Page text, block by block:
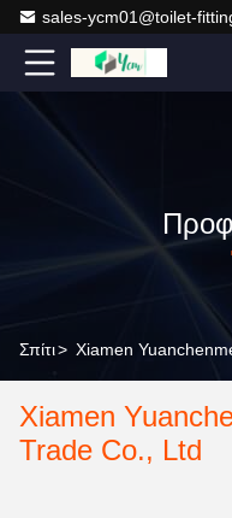
sales-ycm01@toilet-
Σπίτι>
Xiamen
Trade Co., Ltd